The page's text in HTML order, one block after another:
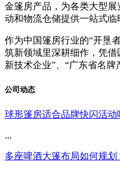
金篷房产品，为各类大型
动和物流仓储提供一站式临
作为中国篷房行业的“开垦
筑新领域里深耕细作，凭
新技术企业”、“广东省名牌
公司动态
球形篷房适合品牌快闪活动
...
多座啤酒大篷布局如何规划